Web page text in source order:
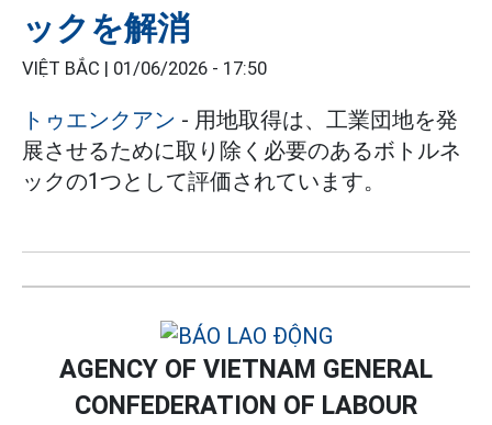
ックを解消
VIỆT BẮC | 01/06/2026 - 17:50
トゥエンクアン - 用地取得は、工業団地を発
展させるために取り除く必要のあるボトルネ
ックの1つとして評価されています。
AGENCY OF VIETNAM GENERAL
CONFEDERATION OF LABOUR